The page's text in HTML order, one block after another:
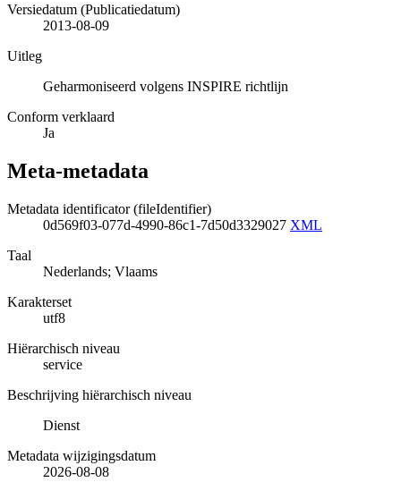
Versiedatum (Publicatiedatum)
2013-08-09
Uitleg
Geharmoniseerd volgens INSPIRE richtlijn
Conform verklaard
Ja
Meta-metadata
Metadata identificator (fileIdentifier)
0d569f03-077d-4990-86c1-7d50d3329027 XML
Taal
Nederlands; Vlaams
Karakterset
utf8
Hiërarchisch niveau
service
Beschrijving hiërarchisch niveau
Dienst
Metadata wijzigingsdatum
2026-08-08